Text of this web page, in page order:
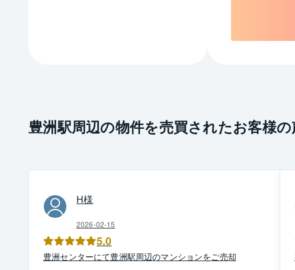
豊洲駅周辺の物件を売買されたお客様の
H様
2026-02-15
5.0
豊洲センターにて豊洲駅周辺のマンションをご売却